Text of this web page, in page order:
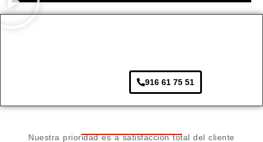
916 61 75 51
Nuestra prioridad es a satisfacción total del cliente